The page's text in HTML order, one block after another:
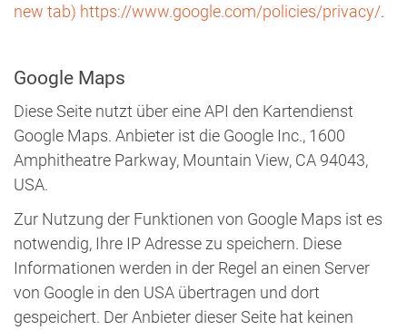
new tab) https://www.google.com/policies/privacy/.
Google Maps
Diese Seite nutzt über eine API den Kartendienst
Google Maps. Anbieter ist die Google Inc., 1600
Amphitheatre Parkway, Mountain View, CA 94043,
USA.
Zur Nutzung der Funktionen von Google Maps ist es
notwendig, Ihre IP Adresse zu speichern. Diese
Informationen werden in der Regel an einen Server
von Google in den USA übertragen und dort
gespeichert. Der Anbieter dieser Seite hat keinen